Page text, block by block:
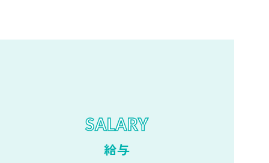
SALARY
給与